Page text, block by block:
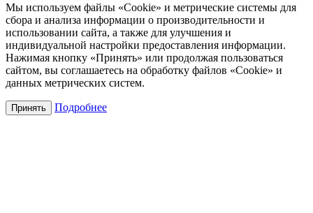
Мы используем файлы «Cookie» и метрические системы для
сбора и анализа информации о производительности и
использовании сайта, а также для улучшения и
индивидуальной настройки предоставления информации.
Нажимая кнопку «Принять» или продолжая пользоваться
сайтом, вы соглашаетесь на обработку файлов «Cookie» и
данных метрических систем.
Принять Подробнее